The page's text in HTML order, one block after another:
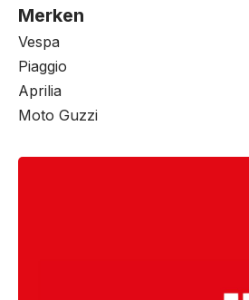
Merken
Vespa
Piaggio
Aprilia
Moto Guzzi